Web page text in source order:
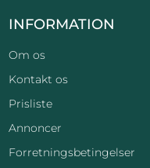
INFORMATION
Om os
Kontakt os
Prisliste
Annoncer
Forretningsbetingelser